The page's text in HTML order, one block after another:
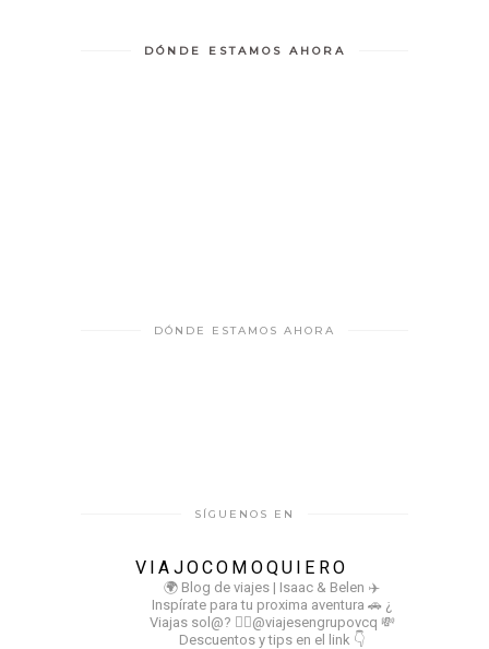
DÓNDE ESTAMOS AHORA
DÓNDE ESTAMOS AHORA
SÍGUENOS EN
VIAJOCOMOQUIERO
🌍 Blog de viajes | Isaac & Belen ✈️
Inspírate para tu proxima aventura 🚗 ¿
Viajas sol@? 👉🏻@viajesengrupovcq 💸
Descuentos y tips en el link 👇